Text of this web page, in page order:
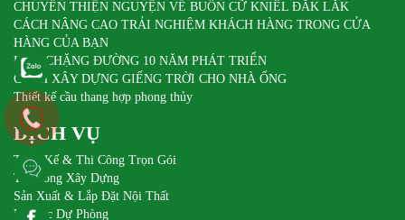
CHUYẾN THIỆN NGUYỆN VỀ BUÔN CỮ KNIÊL ĐẮK LẮK
CÁCH NÂNG CAO TRẢI NGHIỆM KHÁCH HÀNG TRONG CỬA
HÀNG CỦA BẠN
DIFA CHẶNG ĐƯỜNG 10 NĂM PHÁT TRIỂN
CÁCH XÂY DỰNG GIẾNG TRỜI CHO NHÀ ỐNG
Thiết kế cầu thang hợp phong thủy
DỊCH VỤ
Thiết Kế & Thi Công Trọn Gói
Thi Công Xây Dựng
Sản Xuất & Lắp Đặt Nội Thất
Pin Sạc Dự Phòng